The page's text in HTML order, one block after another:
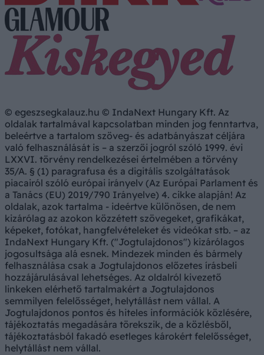
© egeszsegkalauz.hu © IndaNext Hungary Kft. Az
oldalak tartalmával kapcsolatban minden jog fenntartva,
beleértve a tartalom szöveg- és adatbányászat céljára
való felhasználását is – a szerzői jogról szóló 1999. évi
LXXVI. törvény rendelkezései értelmében a törvény
35/A. § (1) paragrafusa és a digitális szolgáltatások
piacairól szóló európai irányelv (Az Európai Parlament és
a Tanács (EU) 2019/790 Irányelve) 4. cikke alapján! Az
oldalak, azok tartalma - ideértve különösen, de nem
kizárólag az azokon közzétett szövegeket, grafikákat,
képeket, fotókat, hangfelvételeket és videókat stb. – az
IndaNext Hungary Kft. ("Jogtulajdonos") kizárólagos
jogosultsága alá esnek. Mindezek minden és bármely
felhasználása csak a Jogtulajdonos előzetes írásbeli
hozzájárulásával lehetséges. Az oldalról kivezető
linkeken elérhető tartalmakért a Jogtulajdonos
semmilyen felelősséget, helytállást nem vállal. A
Jogtulajdonos pontos és hiteles információk közlésére,
tájékoztatás megadására törekszik, de a közlésből,
tájékoztatásból fakadó esetleges károkért felelősséget,
helytállást nem vállal.